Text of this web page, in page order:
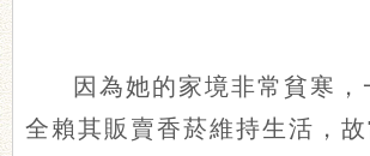
因為她的家境非常貧寒，
全賴其販賣香菸維持生活，